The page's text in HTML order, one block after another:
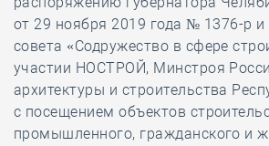
от 29 ноября 2019 года № 1376-р и
совета «Содружество в сфере
участии НОСТРОЙ, Минстроя
архитектуры и строительства
с посещением объектов
промышленного, гражданского и